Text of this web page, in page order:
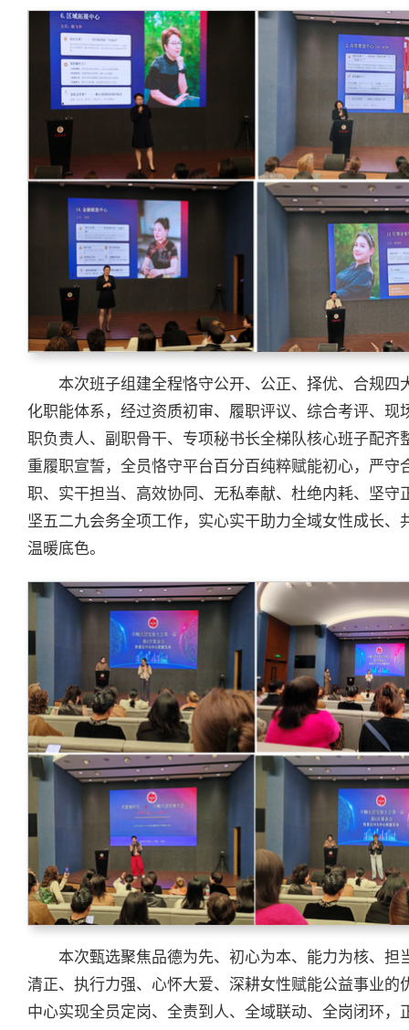
本次班子组建全程恪守公开、公正、择优、合规
化职能体系，经过资质初审、履职评议、综合考评、
职负责人、副职骨干、专项秘书长全梯队核心班子配
重履职宣誓，全员恪守平台百分百纯粹赋能初心，严
职、实干担当、高效协同、无私奉献、杜绝内耗、坚
坚五二九会务全项工作，实心实干助力全域女性成长
温暖底色。
本次甄选聚焦品德为先、初心为本、能力为核、
清正、执行力强、心怀大爱、深耕女性赋能公益事业
中心实现全员定岗、全责到人、全域联动、全岗闭环